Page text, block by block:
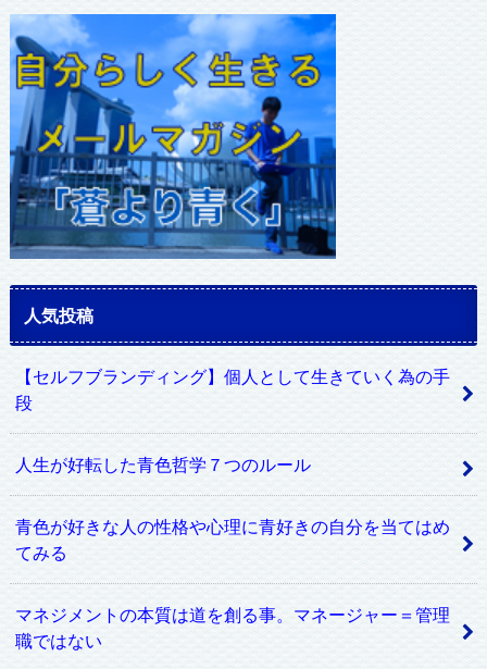
ド
レ
ス
人気投稿
【セルフブランディング】個人として生きていく為の手
段
人生が好転した青色哲学７つのルール
青色が好きな人の性格や心理に青好きの自分を当てはめ
てみる
マネジメントの本質は道を創る事。マネージャー＝管理
職ではない